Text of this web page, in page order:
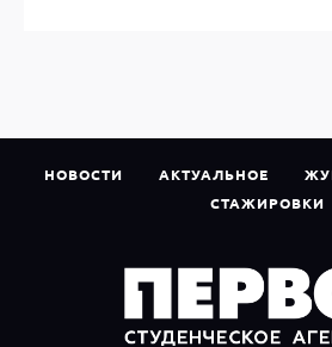
НОВОСТИ АКТУАЛЬНОЕ
СТАЖИРОВКИ